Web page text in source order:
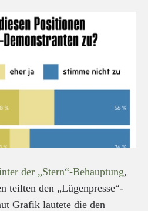
der „Stern“-Behauptung,
teilten den „Lügenpresse“-
Grafik lautete die den